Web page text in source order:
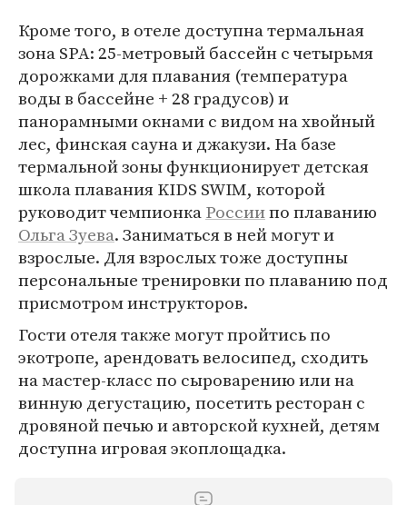
Кроме того, в отеле доступна термальная
зона SPA: 25-метровый бассейн с четырьмя
дорожками для плавания (температура
воды в бассейне + 28 градусов) и
панорамными окнами с видом на хвойный
лес, финская сауна и джакузи. На базе
термальной зоны функционирует детская
школа плавания KIDS SWIM, которой
руководит чемпионкаРоссиипо плаванию
Ольга Зуева. Заниматься в ней могут и
взрослые. Для взрослых тоже доступны
персональные тренировки по плаванию под
присмотром инструкторов.
Гости отеля также могут пройтись по
экотропе, арендовать велосипед, сходить
на мастер-класс по сыроварению или на
винную дегустацию, посетить ресторан с
дровяной печью и авторской кухней, детям
доступна игровая экоплощадка.